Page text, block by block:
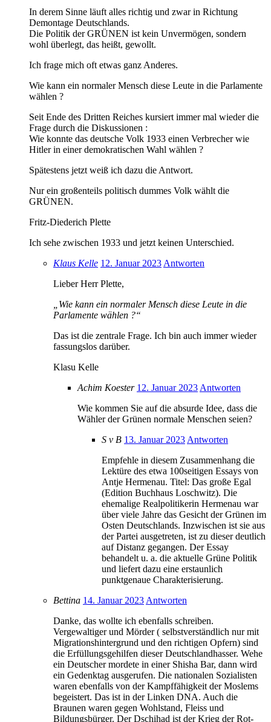
In derem Sinne läuft alles richtig und zwar in Richtung
Demontage Deutschlands.
Die Politik der GRÜNEN ist kein Unvermögen, sondern
wohl überlegt, das heißt, gewollt.
Ich frage mich oft etwas ganz Anderes.
Wie kann ein normaler Mensch diese Leute in die Parlamente
wählen ?
Seit Ende des Dritten Reiches kursiert immer mal wieder die
Frage durch die Diskussionen :
Wie konnte das deutsche Volk 1933 einen Verbrecher wie
Hitler in einer demokratischen Wahl wählen ?
Spätestens jetzt weiß ich dazu die Antwort.
Nur ein großenteils politisch dummes Volk wählt die
GRÜNEN.
Fritz-Diederich Plette
Ich sehe zwischen 1933 und jetzt keinen Unterschied.
Klaus Kelle 12. Januar 2023 Antworten
Lieber Herr Plette,
„Wie kann ein normaler Mensch diese Leute in die
Parlamente wählen ?“
Das ist die zentrale Frage. Ich bin auch immer wieder
fassungslos darüber.
Klasu Kelle
Achim Koester 12. Januar 2023 Antworten
Wie kommen Sie auf die absurde Idee, dass die
Wähler der Grünen normale Menschen seien?
S v B 13. Januar 2023 Antworten
Empfehle in diesem Zusammenhang die
Lektüre des etwa 100seitigen Essays von
Antje Hermenau. Titel: Das große Egal
(Edition Buchhaus Loschwitz). Die
ehemalige Realpolitikerin Hermenau war
über viele Jahre das Gesicht der Grünen im
Osten Deutschlands. Inzwischen ist sie aus
der Partei ausgetreten, ist zu dieser deutlich
auf Distanz gegangen. Der Essay
behandelt u. a. die aktuelle Grüne Politik
und liefert dazu eine erstaunlich
punktgenaue Charakterisierung.
Bettina 14. Januar 2023 Antworten
Danke, das wollte ich ebenfalls schreiben.
Vergewaltiger und Mörder ( selbstverständlich nur mit
Migrationshintergrund und den richtigen Opfern) sind
die Erfüllungsgehilfen dieser Deutschlandhasser. Wehe
ein Deutscher mordete in einer Shisha Bar, dann wird
ein Gedenktag ausgerufen. Die nationalen Sozialisten
waren ebenfalls von der Kampffähigkeit der Moslems
begeistert. Das ist in der Linken DNA. Auch die
Braunen waren gegen Wohlstand, Fleiss und
Bildungsbürger. Der Dschihad ist der Krieg der Rot-